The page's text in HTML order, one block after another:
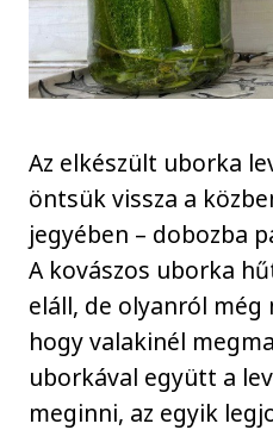
Az elkészült uborka
öntsük vissza a
jegyében – dobozba
A kovászos uborka
eláll, de olyanról
hogy valakinél
uborkával együtt a
meginni, az egyik